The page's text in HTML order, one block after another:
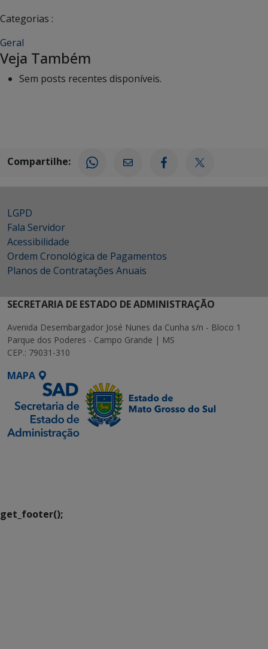
Categorias :
Geral
Veja Também
Sem posts recentes disponíveis.
Compartilhe:
LGPD
Fala Servidor
Acessibilidade
Ordem Cronológica de Pagamentos
Planos de Contratações Anuais
SECRETARIA DE ESTADO DE ADMINISTRAÇÃO
Avenida Desembargador José Nunes da Cunha s/n - Bloco 1
Parque dos Poderes - Campo Grande | MS
CEP.: 79031-310
MAPA
get_footer();